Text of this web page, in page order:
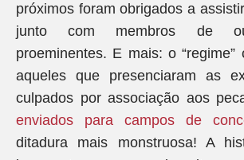
próximos foram obrigados a
junto com membros de
proeminentes. E mais: o “regime”
aqueles que presenciaram as
culpados por associação aos
enviados para campos de
ditadura mais monstruosa! A